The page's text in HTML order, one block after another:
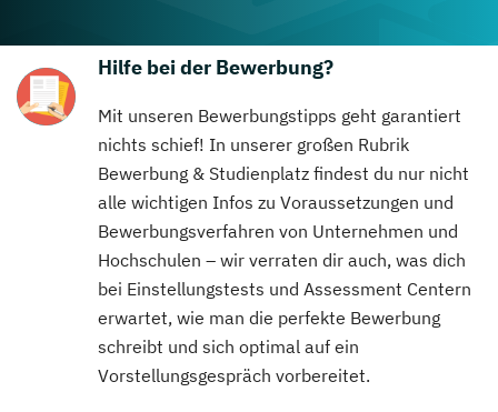
Hilfe bei der Bewerbung?
Mit unseren Bewerbungstipps geht garantiert
nichts schief! In unserer großen Rubrik
Bewerbung & Studienplatz findest du nur nicht
alle wichtigen Infos zu Voraussetzungen und
Bewerbungsverfahren von Unternehmen und
Hochschulen – wir verraten dir auch, was dich
bei Einstellungstests und Assessment Centern
erwartet, wie man die perfekte Bewerbung
schreibt und sich optimal auf ein
Vorstellungsgespräch vorbereitet.